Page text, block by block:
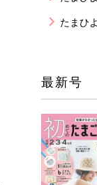
たまひ
最新号